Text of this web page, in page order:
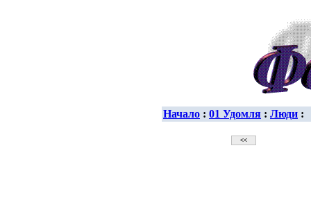
Начало : 01 Удомля : Люди :